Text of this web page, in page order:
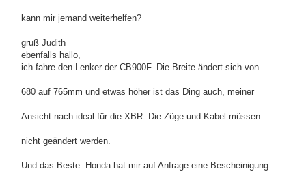
kann mir jemand weiterhelfen?
gruß Judith
ebenfalls hallo,
ich fahre den Lenker der CB900F. Die Breite ändert sich von
680 auf 765mm und etwas höher ist das Ding auch, meiner
Ansicht nach ideal für die XBR. Die Züge und Kabel müssen
nicht geändert werden.
Und das Beste: Honda hat mir auf Anfrage eine Bescheinigung